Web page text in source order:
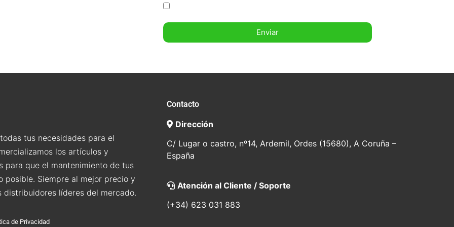
Enviar
tus necesidades para el
los artículos y
para que el mantenimiento de tus
Siempre al mejor precio y
líderes del mercado.
de Privacidad
Contacto
Dirección
C/ Lugar o castro, nº14, Ardemil, Ordes (15680), A Coruña –
España
Atención al Cliente / Soporte
(+34) 623 031 883